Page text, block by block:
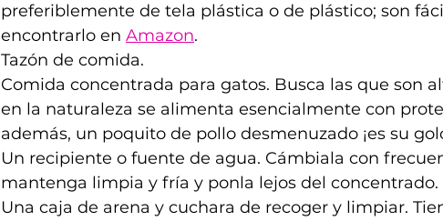
preferiblemente de tela plástica o de plástico; son
encontrarlo en Amazon.
Tazón de comida.
Comida concentrada para gatos. Busca las que son
en la naturaleza se alimenta esencialmente con
además, un poquito de pollo desmenuzado ¡es su
Un recipiente o fuente de agua. Cámbiala con
mantenga limpia y fría y ponla lejos del concentrado.
Una caja de arena y cuchara de recoger y limpiar.